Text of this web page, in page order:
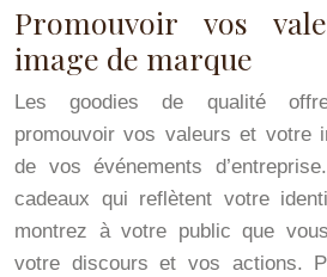
Promouvoir vos
image de marque
Les goodies de qualité
promouvoir vos valeurs et votre
de vos événements
cadeaux qui reflètent votre
montrez à votre public que
votre discours et vos actions.